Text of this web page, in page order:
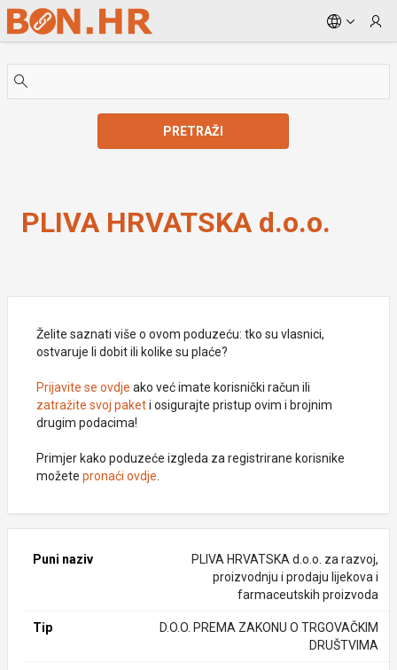
Skip to Main Content
PRETRAŽI
PLIVA HRVATSKA d.o.o.
Želite saznati više o ovom poduzeću: tko su vlasnici,
ostvaruje li dobit ili kolike su plaće?
Prijavite se ovdje ako već imate korisnički račun ili
zatražite svoj paketi osigurajte pristup ovim i brojnim
drugim podacima!
Primjer kako poduzeće izgleda za registrirane korisnike
možete pronaći ovdje
Puni naziv
PLIVA HRVATSKA d.o.o. za razvoj,
proizvodnju i prodaju lijekova i
farmaceutskih proizvoda
Tip
D.O.O. PREMA ZAKONU O TRGOVAČKIM
DRUŠTVIMA